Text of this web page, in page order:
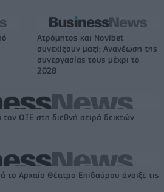
Ατρόμητος και Novibet
συνεχίζουν μαζί: Ανανέωση της
συνεργασίας τους μέχρι το
2028
ΟΤΕ στη διεθνή σειρά δεικτών
Αρχαίο Θέατρο Επιδαύρου άνοιξε τις